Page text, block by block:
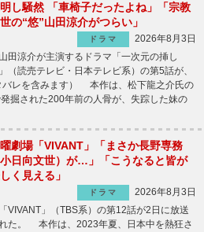
し騒然 「車椅子だったよね」「宗教
の“悠”山田涼介がつらい」
ドラマ
2026年8月3日
田涼介が主演するドラマ「一次元の挿し
（読売テレビ・日本テレビ系）の第5話が、
バレを含みます） 本作は、松下龍之介氏の
掘された200年前の人骨が、失踪した妹の
曜劇場「VIVANT」「まさか長野専務
小日向文世）が…」「こうなると皆が
く見える」
ドラマ
2026年8月3日
VIVANT」（TBS系）の第12話が2日に放送
た。 本作は、2023年夏、日本中を熱狂さ